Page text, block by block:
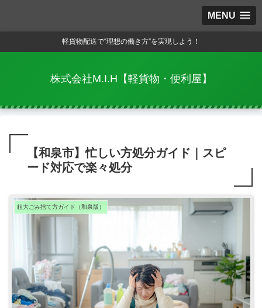
MENU
軽貨物配送で“理想の働き方”を実現しよう！
株式会社M.I.H【軽貨物・便利屋】
【和泉市】忙しい方処分ガイド｜スピ
ード対応で楽々処分
粗大ごみ捨て方ガイド（和泉版）